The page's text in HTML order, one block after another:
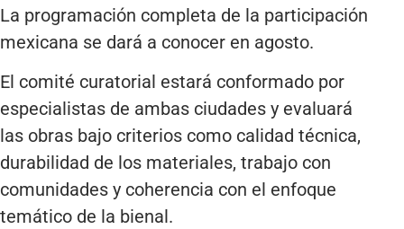
La programación completa de la participación
mexicana se dará a conocer en agosto.
El comité curatorial estará conformado por
especialistas de ambas ciudades y evaluará
las obras bajo criterios como calidad técnica,
durabilidad de los materiales, trabajo con
comunidades y coherencia con el enfoque
temático de la bienal.